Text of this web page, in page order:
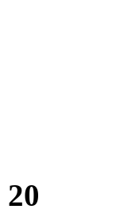
20